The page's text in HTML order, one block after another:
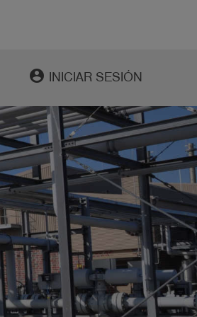
account_circle INICIAR SESIÓN